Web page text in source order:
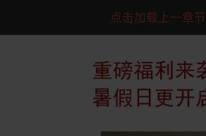
点击加载上一章节